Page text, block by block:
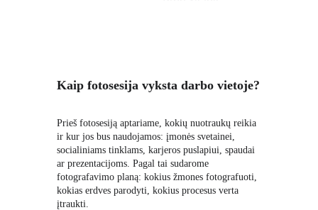
Kaip fotosesija vyksta darbo vietoje?
Prieš fotosesiją aptariame, kokių nuotraukų reikia
ir kur jos bus naudojamos: įmonės svetainei,
socialiniams tinklams, karjeros puslapiui, spaudai
ar prezentacijoms. Pagal tai sudarome
fotografavimo planą: kokius žmones fotografuoti,
kokias erdves parodyti, kokius procesus verta
įtraukti.